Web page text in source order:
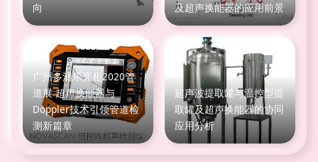
向
及超声换能器的应用前景
广州多浦乐亮相2020管
道展 超声换能器与
Doppler技术引领管道检
测新篇章
超声波提取罐与温控型提
取罐及超声换能器的协同
应用分析